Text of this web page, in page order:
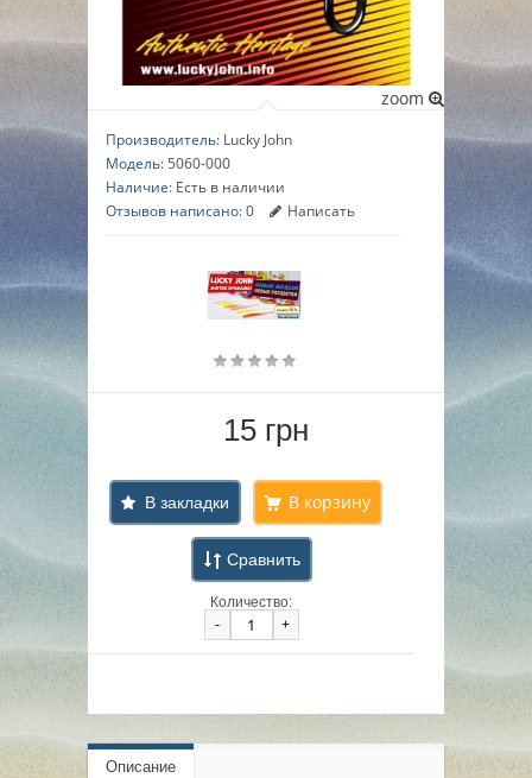
zoom
Производитель: Lucky John
Модель: 5060-000
Наличие: Есть в наличии
Отзывов написано:0 Написать
15 грн
В закладки
Сравнить
Количество:
-
+
Описание